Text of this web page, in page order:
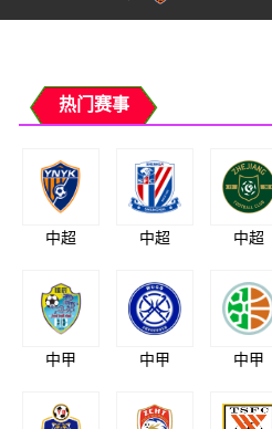
热门赛事
中超 中超 中超
中甲 中甲 中甲